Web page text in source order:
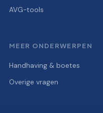
AVG-tools
MEER ONDERWERPEN
Handhaving & boetes
Overige vragen